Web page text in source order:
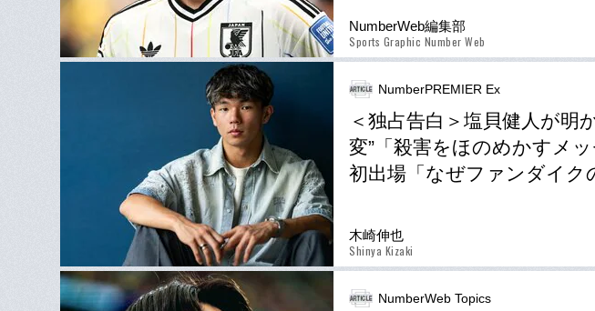
NumberWeb編集部
Sports Graphic Number Web
NumberPREMIER Ex
＜独占告白＞塩貝健人が明
変”「殺害をほのめかすメ
初出場「なぜファンダイク
木崎伸也
Shinya Kizaki
NumberWeb Topics